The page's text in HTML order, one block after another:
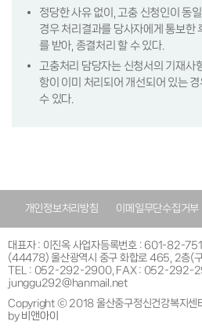
정당한 사유 없이, 고충 신청인이 동
경우 처리결과를 당사자에게 통보한
를 받아, 종결처리 할 수 있다.
고충처리 담당자는 신청서의 기재사
항이 이미 처리되어 개선되어 있는
수 있다.
개인정보처리방침 이메일무단수집거부
대표자 : 이진옥 사업자등록번호 : 601-82-
(44478) 울산광역시 중구 화합로 465, 2층(
TEL : 052-292-2900, FAX : 052-292-
junggu292@hanmail.net
Copyright ⓒ 2018 울산중구정신건강복지
by 비앤아이